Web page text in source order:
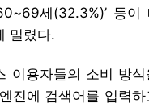
세(32.3%)’ 등
밀렸다.
이용자들의 소비 방
진에 검색어를 입력